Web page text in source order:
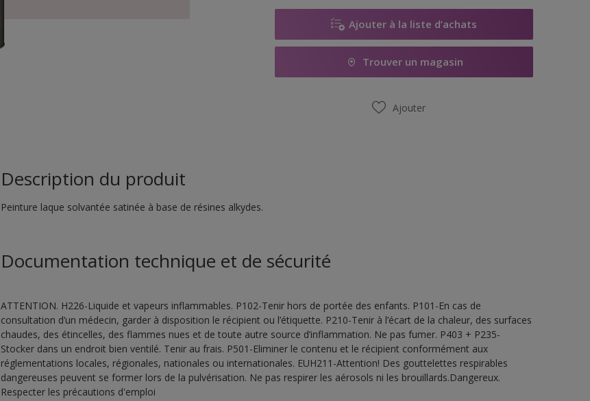
Ajouter à la liste d’achats
Trouver un magasin
Ajouter
Description du produit
Peinture laque solvantée satinée à base de résines alkydes.
Documentation technique et de sécurité
ATTENTION. H226-Liquide et vapeurs inflammables. P102-Tenir hors de portée des enfants. P101-En cas de
consultation d’un médecin, garder à disposition le récipient ou l’étiquette. P210-Tenir à l’écart de la chaleur, des surfaces
chaudes, des étincelles, des flammes nues et de toute autre source d’inflammation. Ne pas fumer. P403 + P235-
Stocker dans un endroit bien ventilé. Tenir au frais. P501-Eliminer le contenu et le récipient conformément aux
réglementations locales, régionales, nationales ou internationales. EUH211-Attention! Des gouttelettes respirables
dangereuses peuvent se former lors de la pulvérisation. Ne pas respirer les aérosols ni les brouillards.Dangereux.
Respecter les précautions d'emploi